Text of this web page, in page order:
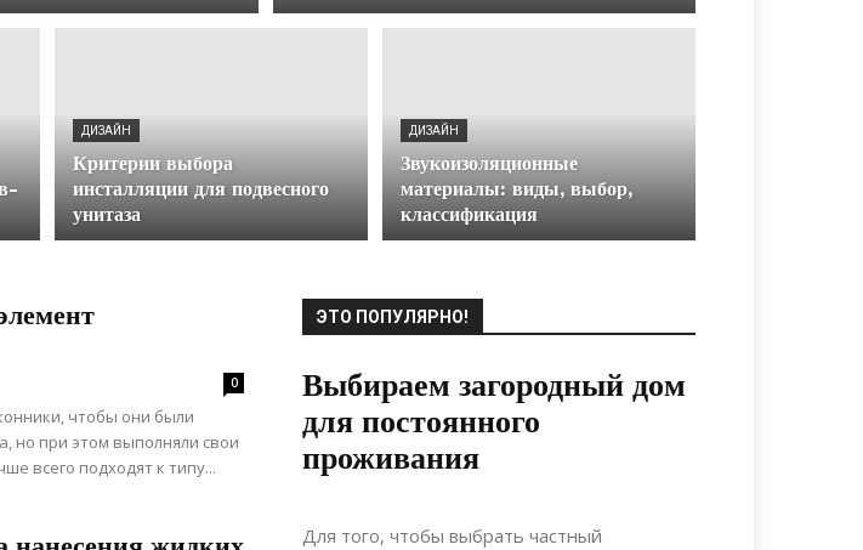
ДИЗАЙН
Критерии выбора
инсталляции для подвесного
унитаза
ДИЗАЙН
Звукоизоляционные
материалы: виды, выбор,
классификация
0
чтобы они были
но при этом выполняли свои
всего подходят к типу...
ЭТО ПОПУЛЯРНО!
Выбираем загородный дом
для постоянного
проживания
03.01.2020
Для того, чтобы выбрать частный